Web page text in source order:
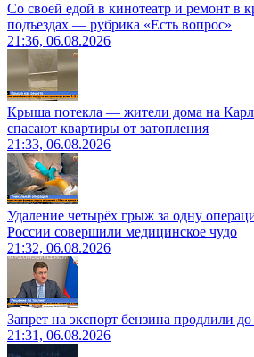
Со своей едой в кинотеатр и ремонт в
подъездах — рубрика «Есть вопрос»
21:36, 06.08.2026
Крыша потекла — жители дома на
спасают квартиры от затопления
21:33, 06.08.2026
Удаление четырёх грыж за одну
России совершили медицинское чудо
21:32, 06.08.2026
Запрет на экспорт бензина продлили до
21:31, 06.08.2026